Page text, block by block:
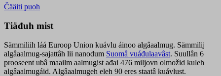
Čääiti puoh
Tiäđuh mist
Sämmiliih láá Euroop Union kuávlu áinoo algâaalmug. Sämmilij
algâaalmug-sajattâh lii nanodum Suomâ vuáđulaavâst. Suullân 6
prooseent ubâ maailm aalmugist ađai 476 miljovn olmožid kuleh
algâaalmugáid. Algâaalmugeh eleh 90 eres staatâ kuávlust.